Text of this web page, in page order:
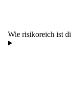
Wie risikoreich ist